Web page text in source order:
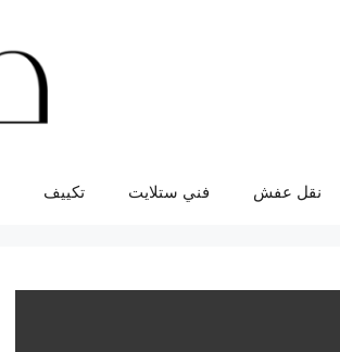
نقل عفش فني ستلايت تكييف